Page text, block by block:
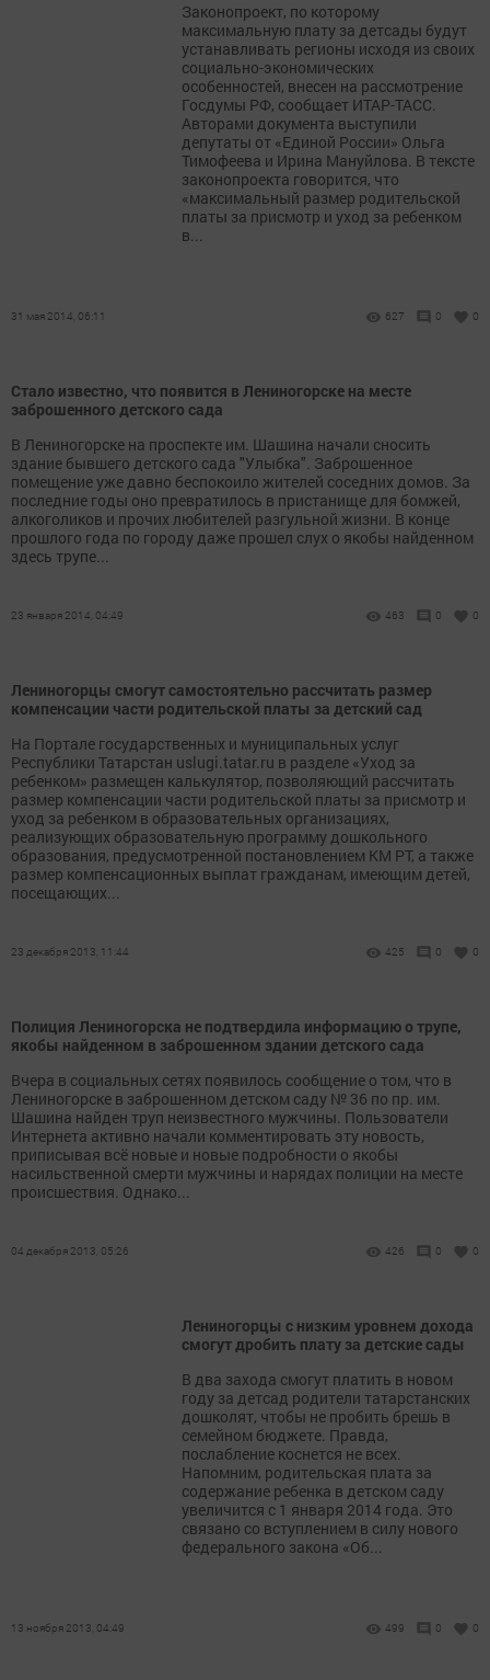
Законопроект, по которому
максимальную плату за детсады будут
устанавливать регионы исходя из своих
социально-экономических
особенностей, внесен на рассмотрение
Госдумы РФ, сообщает ИТАР-ТАСС.
Авторами документа выступили
депутаты от «Единой России» Ольга
Тимофеева и Ирина Мануйлова. В тексте
законопроекта говорится, что
«максимальный размер родительской
платы за присмотр и уход за ребенком
в...
31 мая 2014, 06:11 627 0 0
Стало известно, что появится в Лениногорске на месте
заброшенного детского сада
В Лениногорске на проспекте им. Шашина начали сносить
здание бывшего детского сада "Улыбка". Заброшенное
помещение уже давно беспокоило жителей соседних домов. За
последние годы оно превратилось в пристанище для бомжей,
алкоголиков и прочих любителей разгульной жизни. В конце
прошлого года по городу даже прошел слух о якобы найденном
здесь трупе...
23 января 2014, 04:49 463 0 0
Лениногорцы смогут самостоятельно рассчитать размер
компенсации части родительской платы за детский сад
На Портале государственных и муниципальных услуг
Республики Татарстан uslugi.tatar.ru в разделе «Уход за
ребенком» размещен калькулятор, позволяющий рассчитать
размер компенсации части родительской платы за присмотр и
уход за ребенком в образовательных организациях,
реализующих образовательную программу дошкольного
образования, предусмотренной постановлением КМ РТ, а также
размер компенсационных выплат гражданам, имеющим детей,
посещающих...
23 декабря 2013, 11:44 425 0 0
Полиция Лениногорска не подтвердила информацию о трупе,
якобы найденном в заброшенном здании детского сада
Вчера в социальных сетях появилось сообщение о том, что в
Лениногорске в заброшенном детском саду № 36 по пр. им.
Шашина найден труп неизвестного мужчины. Пользователи
Интернета активно начали комментировать эту новость,
приписывая всё новые и новые подробности о якобы
насильственной смерти мужчины и нарядах полиции на месте
происшествия. Однако...
04 декабря 2013, 05:26 426 0 0
Лениногорцы с низким уровнем дохода
смогут дробить плату за детские сады
В два захода смогут платить в новом
году за детсад родители татарстанских
дошколят, чтобы не пробить брешь в
семейном бюджете. Правда,
послабление коснется не всех.
Напомним, родительская плата за
содержание ребенка в детском саду
увеличится с 1 января 2014 года. Это
связано со вступлением в силу нового
федерального закона «Об...
13 ноября 2013, 04:49 499 0 0